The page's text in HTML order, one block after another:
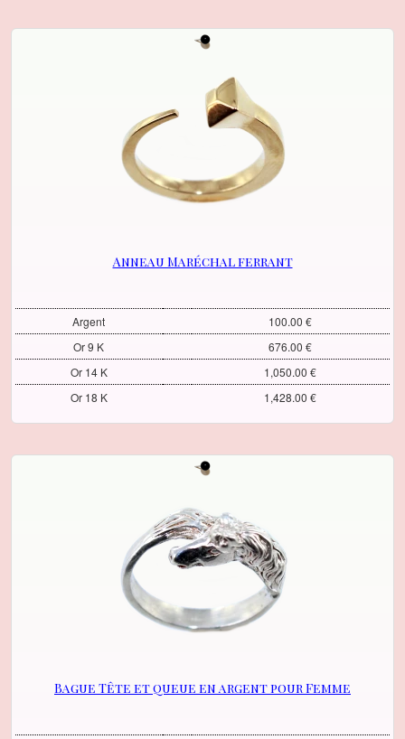
Anneau Maréchal ferrant
Argent
100.00 €
Or 9 K
676.00 €
Or 14 K
1,050.00 €
Or 18 K
1,428.00 €
Bague Tête et queue en argent pour Femme